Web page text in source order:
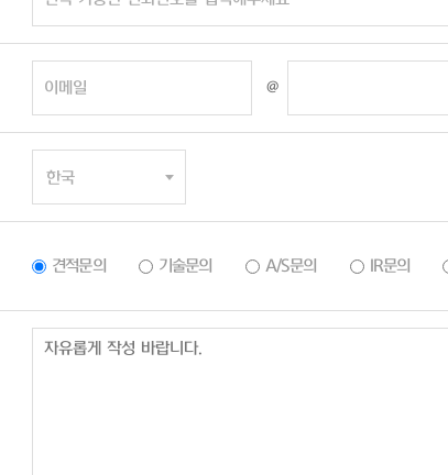
@
견적문의 기술문의 A/S문의 IR문의